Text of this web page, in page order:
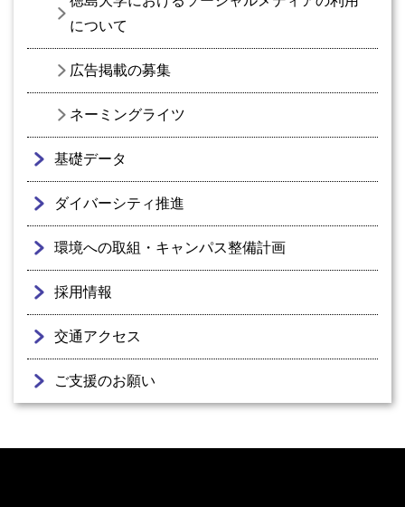
について
広告掲載の募集
ネーミングライツ
基礎データ
ダイバーシティ推進
環境への取組・キャンパス整備計画
採用情報
交通アクセス
ご支援のお願い